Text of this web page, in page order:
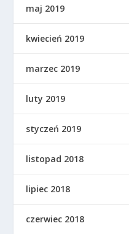
maj 2019
kwiecień 2019
marzec 2019
luty 2019
styczeń 2019
listopad 2018
lipiec 2018
czerwiec 2018